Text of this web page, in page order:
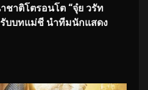
ชาติโตรอนโต “จุ๋ย วรัท
บบทแม่ชี นำทีมนักแสดง